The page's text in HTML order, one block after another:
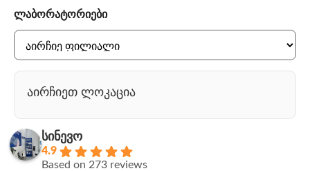
ლაბორატორიები
აირჩიეთ ლოკაცია
სინევო
4.9
Based on 273 reviews